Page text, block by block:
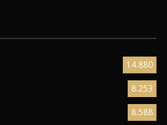
14.880
8.253
8.588